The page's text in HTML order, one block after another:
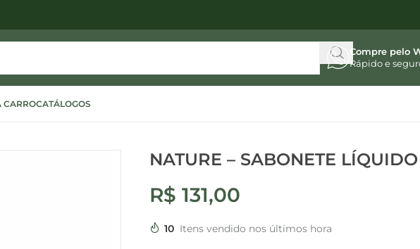
Compre pelo
Rápido e
CARROCATÁLOGOS
NATURE – SABONETE
R$ 131,00
10 Itens vendido nos últimos hora